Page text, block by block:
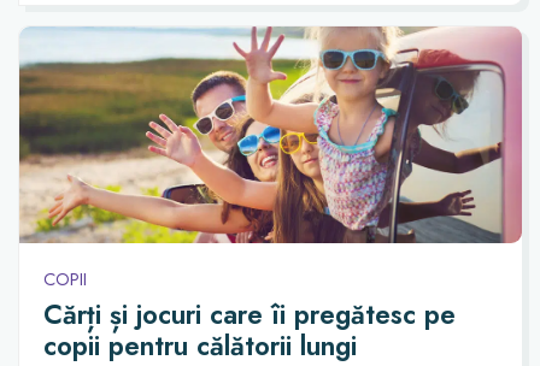
COPII
Cărți și jocuri care îi pregătesc pe
copii pentru călătorii lungi